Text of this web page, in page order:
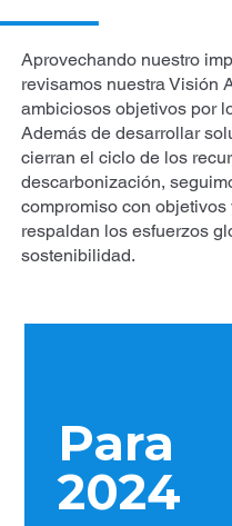
Aprovechando nuestro
revisamos nuestra Visión
ambiciosos objetivos por
Además de desarrollar
cierran el ciclo de los
descarbonización,
compromiso con
respaldan los esfuerzos
sostenibilidad.
Para
2024